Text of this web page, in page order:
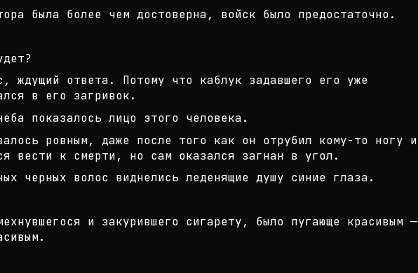
была более чем достоверна, войск было предостаточно.
ждущий ответа. Потому что каблук задавшего его уже
в его загривок.
показалось лицо этого человека.
ровным, даже после того как он отрубил кому-то ногу и
вести к смерти, но сам оказался загнан в угол.
черных волос виднелись леденящие душу синие глаза.
и закурившего сигарету, было пугающе красивым —